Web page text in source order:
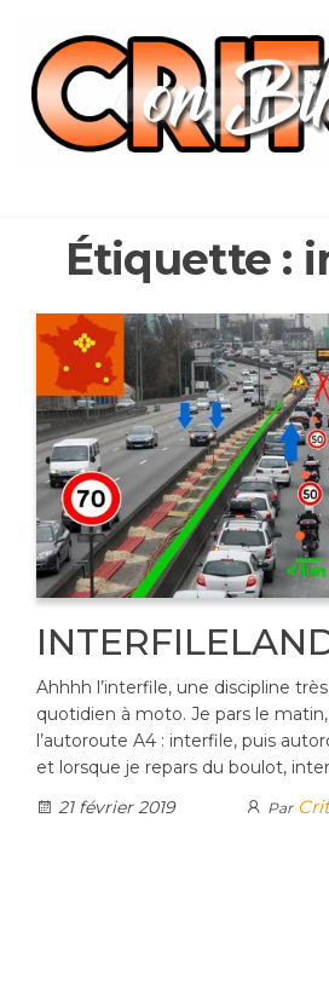
contenu
Étiquette :
Ahhhh l’interfile, une discipline
quotidien à moto. Je pars le
l’autoroute A4 : interfile, puis
et lorsque je repars du boulot,
21 février 2019
Par